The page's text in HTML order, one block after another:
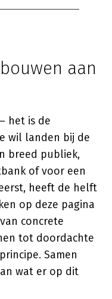
aan
het is de
wil landen bij de
breed publiek,
of voor een
heeft de helft
op deze pagina
concrete
tot doordachte
Samen
wat er op dit